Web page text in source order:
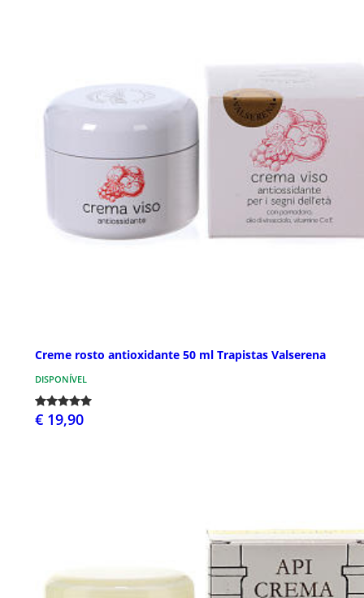
Creme rosto antioxidante 50 ml Trapistas Valserena
DISPONÍVEL
€ 19,90